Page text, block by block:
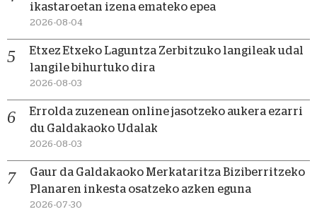
ikastaroetan izena emateko epea
2026-08-04
Etxez Etxeko Laguntza Zerbitzuko langileak udal
langile bihurtuko dira
2026-08-03
Errolda zuzenean online jasotzeko aukera ezarri
du Galdakaoko Udalak
2026-08-03
Gaur da Galdakaoko Merkataritza Biziberritzeko
Planaren inkesta osatzeko azken eguna
2026-07-30